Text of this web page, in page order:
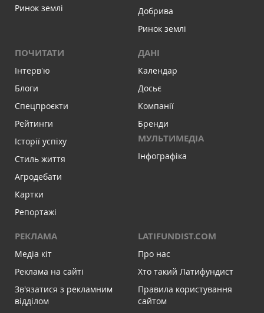
Ринок землі
Добрива
Ринок землі
ПОЧИТАТИ
Інтервʼю
Блоги
Спецпроєкти
Рейтинги
Історії успіху
Стиль життя
Агродебати
Картки
Репортажі
ДАНІ
Календар
Досьє
Компанії
Бренди
МУЛЬТИМЕДІА
Інфографіка
РЕКЛАМА
Медіа кіт
Реклама на сайті
Зв'язатися з рекламним
відділом
LATIFUNDIST.COM
Про нас
Хто такий Латифундист
Правила користування
сайтом